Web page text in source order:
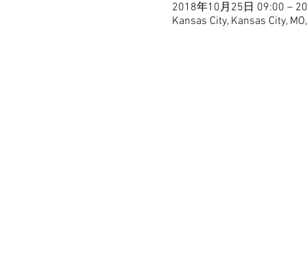
2018年10月25日 09:00 –
Kansas City, Kansas City,